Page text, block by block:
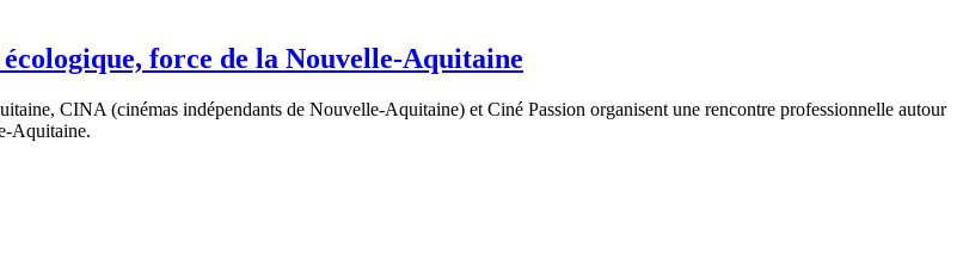
force de la Nouvelle-Aquitaine
CINA (cinémas indépendants de Nouvelle-Aquitaine) et Ciné Passion organisent une rencontre professionnelle autour
Aquitaine.